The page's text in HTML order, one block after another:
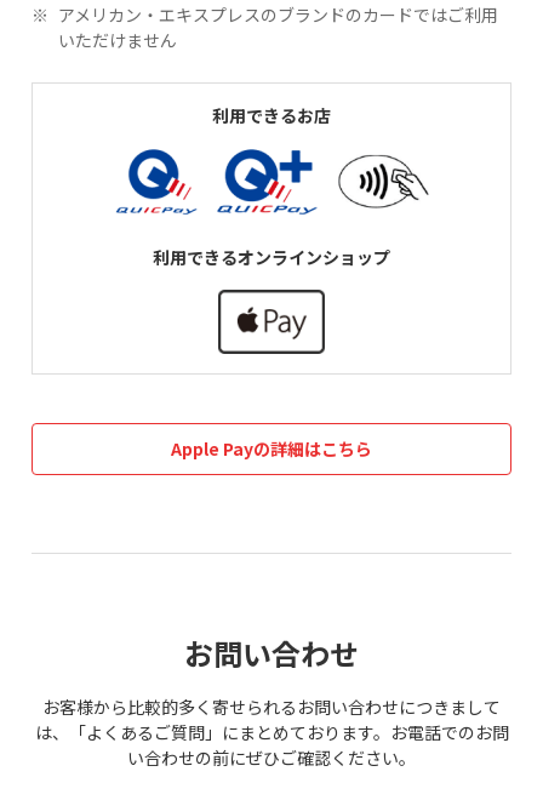
アメリカン・エキスプレスのブランドのカードではご利用
いただけません
利用できるお店
利用できるオンラインショップ
Apple Payの詳細はこちら
お問い合わせ
お客様から比較的多く寄せられるお問い合わせにつきまして
は、「よくあるご質問」にまとめております。お電話でのお問
い合わせの前にぜひご確認ください。